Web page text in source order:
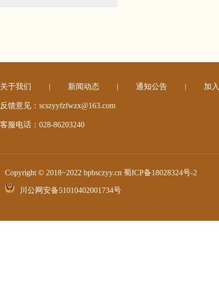
关于我们 | 新闻动态 | 通知公告 | 加
反馈意见：scszyyfzfwzx@163.com
客服电话：028-86203240
Copyright © 2018~2022 bpbsczyy.cn 蜀ICP备18028324号-2
川公网安备51010402001734号